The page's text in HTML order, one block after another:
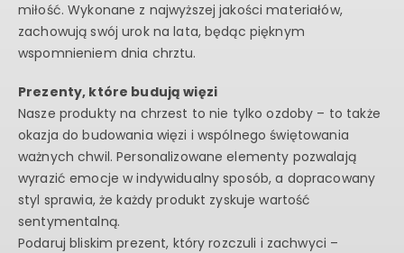
miłość. Wykonane z najwyższej jakości materiałów,
zachowują swój urok na lata, będąc pięknym
wspomnieniem dnia chrztu.
Prezenty, które budują więzi
Nasze produkty na chrzest to nie tylko ozdoby – to także
okazja do budowania więzi i wspólnego świętowania
ważnych chwil. Personalizowane elementy pozwalają
wyrazić emocje w indywidualny sposób, a dopracowany
styl sprawia, że każdy produkt zyskuje wartość
sentymentalną.
Podaruj bliskim prezent, który rozczuli i zachwyci –